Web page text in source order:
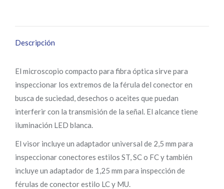
Descripción
El microscopio compacto para fibra óptica sirve para
inspeccionar los extremos de la férula del conector en
busca de suciedad, desechos o aceites que puedan
interferir con la transmisión de la señal. El alcance tiene
iluminación LED blanca.
El visor incluye un adaptador universal de 2,5 mm para
inspeccionar conectores estilos ST, SC o FC y también
incluye un adaptador de 1,25 mm para inspección de
férulas de conector estilo LC y MU.